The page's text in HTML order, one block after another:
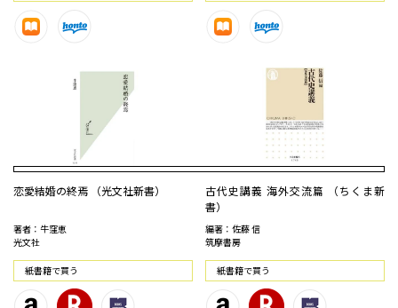
恋愛結婚の終焉 （光文社新書）
著者：牛窪恵
光文社
紙書籍で買う
古代史講義 海外交流篇 （ちくま新
書）
編著：佐藤 信
筑摩書房
紙書籍で買う